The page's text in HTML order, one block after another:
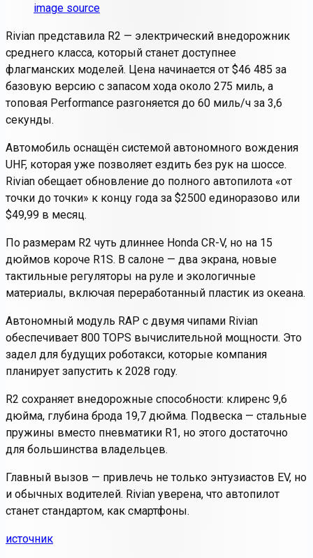
image source
Rivian представила R2 — электрический внедорожник
среднего класса, который станет доступнее
флагманских моделей. Цена начинается от $46 485 за
базовую версию с запасом хода около 275 миль, а
топовая Performance разгоняется до 60 миль/ч за 3,6
секунды.
Автомобиль оснащён системой автономного вождения
UHF, которая уже позволяет ездить без рук на шоссе.
Rivian обещает обновление до полного автопилота «от
точки до точки» к концу года за $2500 единоразово или
$49,99 в месяц.
По размерам R2 чуть длиннее Honda CR-V, но на 15
дюймов короче R1S. В салоне — два экрана, новые
тактильные регуляторы на руле и экологичные
материалы, включая переработанный пластик из океана.
Автономный модуль RAP с двумя чипами Rivian
обеспечивает 800 TOPS вычислительной мощности. Это
задел для будущих роботакси, которые компания
планирует запустить к 2028 году.
R2 сохраняет внедорожные способности: клиренс 9,6
дюйма, глубина брода 19,7 дюйма. Подвеска — стальные
пружины вместо пневматики R1, но этого достаточно
для большинства владельцев.
Главный вызов — привлечь не только энтузиастов EV, но
и обычных водителей. Rivian уверена, что автопилот
станет стандартом, как смартфоны.
источник